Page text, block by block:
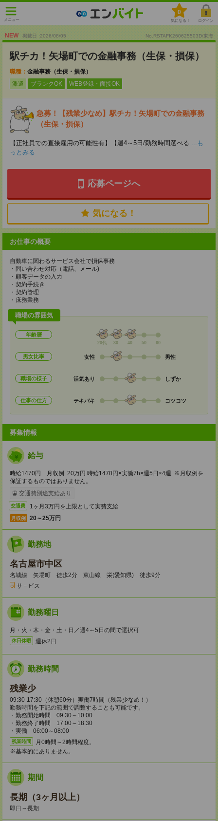
メニュー
0
気になる！ ログイン
NEW 掲載日 :2026/08/05 No.RSTAFK260625503D/東海
駅チカ！矢場町での金融事務（生保・損保）
職種： 金融事務（生保・損保）
派遣
ブランクOK WEB登録・面接OK
急募！【残業少なめ】駅チカ！矢場町での金融事務
（生保・損保）
【正社員での直接雇用の可能性有】【週4～5日/勤務時間選べる ...も
っとみる
応募ページへ
気になる！
お仕事の概要
自動車に関わるサービス会社で損保事務
・問い合わせ対応（電話、メール)
・顧客データの入力
・契約手続き
・契約管理
・庶務業務
職場の雰囲気
年齢層
20代 30 40 50 60
男女比率 女性 男性
職場の様子 活気あり しずか
仕事の仕方 テキパキ コツコツ
募集情報
給与
時給1470円 月収例 20万円 時給1470円×実働7h×週5日×4週 ※月収例を
保証するものではありません。
交通費別途支給あり
交通費 1ヶ月3万円を上限として実費支給
月収例 20～25万円
勤務地
名古屋市中区
名城線 矢場町 徒歩2分 東山線 栄(愛知県) 徒歩9分
サ－ビス
勤務曜日
月・火・木・金・土・日／週4～5日の間で選択可
休日休暇 週休2日
勤務時間
残業少
09:30-17:30（休憩60分）実働7時間（残業少なめ！）
勤務時間を下記の範囲で調整することも可能です。
・勤務開始時間 09:30～10:00
・勤務終了時間 17:00～18:30
・実働 06:00～08:00
残業時間
月0時間～2時間程度。
※基本的にありません。
期間
長期（3ヶ月以上）
即日～長期